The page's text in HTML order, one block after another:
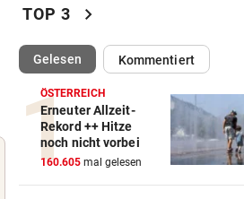
TOP 3 chevron_right
Gelesen(ausgewählt)Kommentiert
ÖSTERREICH
Erneuter Allzeit-
Rekord ++ Hitze
noch nicht vorbei
160.605 mal gelesen
Action-Cam Vergleich
ZUM VERGLEICH